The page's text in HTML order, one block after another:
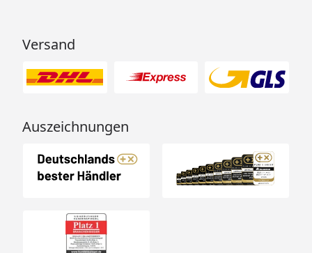
Versand
Auszeichnungen